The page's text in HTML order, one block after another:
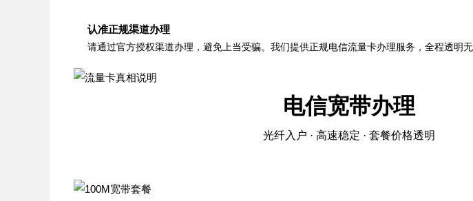
认准正规渠道办理
请通过官方授权渠道办理，避免上当受骗。我们提供正规电信流量卡办理服务，全程透明无
电信宽带办理
光纤入户 · 高速稳定 · 套餐价格透明